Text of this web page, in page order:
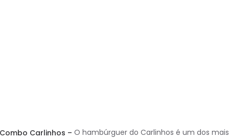
Combo Carlinhos – O hambúrguer do Carlinhos é um dos mais